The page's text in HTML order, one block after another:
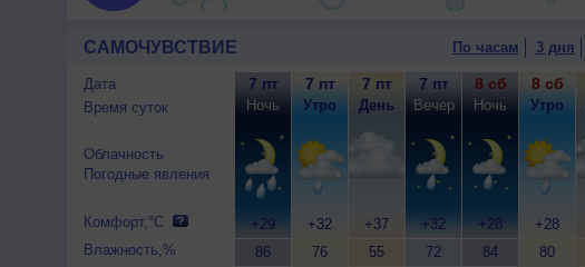
САМОЧУВСТВИЕ По часам 3 дня
Дата
Время суток
Облачность
Погодные явления
Комфорт,°C
Влажность,%
7 пт
Ночь
+29
86
7 пт
Утро
+32
76
7 пт
День
+37
55
7 пт
Вечер
+32
72
8 сб
Ночь
+28
84
8 сб
Утро
+28
80